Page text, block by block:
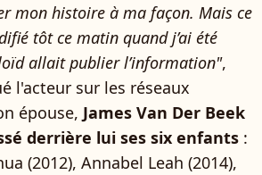
mon histoire à ma façon. Mais ce
tôt ce matin quand j’ai été
allait publier l’information",
l'acteur sur les réseaux
épouse, James Van Der Beek
derrière lui ses six enfants :
(2012), Annabel Leah (2014),